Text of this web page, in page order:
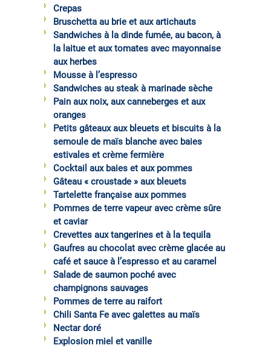
Crepas
Bruschetta au brie et aux artichauts
Sandwiches à la dinde fumée, au bacon, à
la laitue et aux tomates avec mayonnaise
aux herbes
Mousse à l’espresso
Sandwiches au steak à marinade sèche
Pain aux noix, aux canneberges et aux
oranges
Petits gâteaux aux bleuets et biscuits à la
semoule de maïs blanche avec baies
estivales et crème fermière
Cocktail aux baies et aux pommes
Gâteau « croustade » aux bleuets
Tartelette française aux pommes
Pommes de terre vapeur avec crème sûre
et caviar
Crevettes aux tangerines et à la tequila
Gaufres au chocolat avec crème glacée au
café et sauce à l’espresso et au caramel
Salade de saumon poché avec
champignons sauvages
Pommes de terre au raifort
Chili Santa Fe avec galettes au maïs
Nectar doré
Explosion miel et vanille